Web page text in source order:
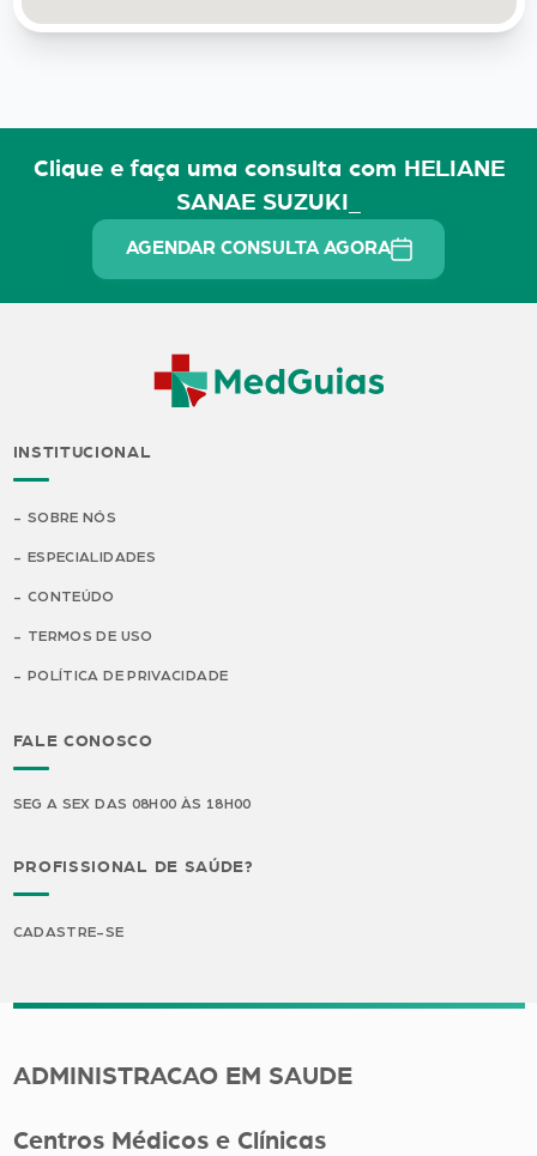
Clique e faça uma consulta com HELIANE
SANAE SUZUKI_
AGENDAR CONSULTA AGORA
INSTITUCIONAL
SOBRE NÓS
ESPECIALIDADES
CONTEÚDO
TERMOS DE USO
POLÍTICA DE PRIVACIDADE
FALE CONOSCO
SEG A SEX DAS 08H00 ÀS 18H00
PROFISSIONAL DE SAÚDE?
CADASTRE-SE
ADMINISTRACAO EM SAUDE
Centros Médicos e Clínicas